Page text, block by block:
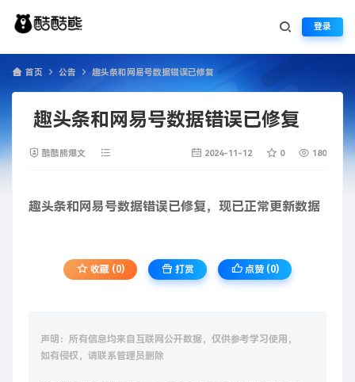
登录
首页 公告 趣头条和网易号数据错误已修复
趣头条和网易号数据错误已修复
酷酷熊爆文 2024-11-12 0 180
趣头条和网易号数据错误已修复，现已正常更新数据
收藏 (0) 打赏 点赞 (0)
声明：所有信息均来自互联网公开数据，仅供参考学习使用，
如有侵权，请联系管理员删除